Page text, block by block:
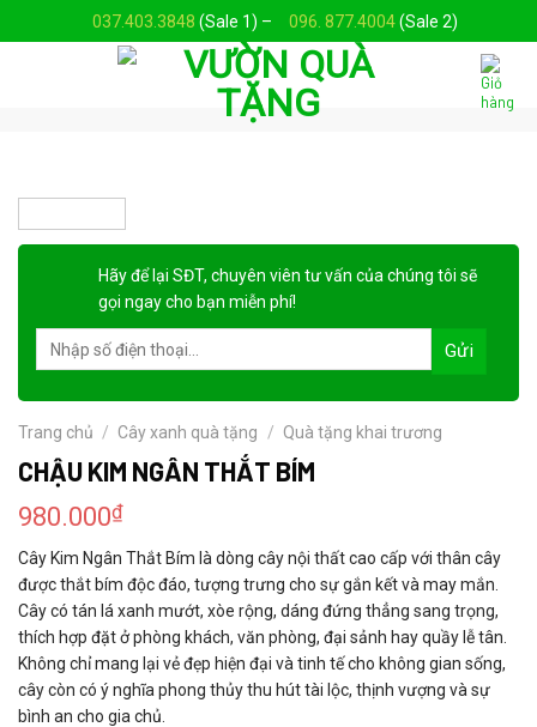
to
037.403.3848 (Sale 1) – 096. 877.4004(Sale 2)
Hãy để lại SĐT, chuyên viên tư vấn của chúng tôi sẽ
gọi ngay cho bạn miễn phí!
Trang chủ / Cây xanh quà tặng / Quà tặng khai trương
CHẬU KIM NGÂN THẮT BÍM
980.000₫
Cây Kim Ngân Thắt Bím là dòng cây nội thất cao cấp với thân cây
được thắt bím độc đáo, tượng trưng cho sự gắn kết và may mắn.
Cây có tán lá xanh mướt, xòe rộng, dáng đứng thẳng sang trọng,
thích hợp đặt ở phòng khách, văn phòng, đại sảnh hay quầy lễ tân.
Không chỉ mang lại vẻ đẹp hiện đại và tinh tế cho không gian sống,
cây còn có ý nghĩa phong thủy thu hút tài lộc, thịnh vượng và sự
bình an cho gia chủ.